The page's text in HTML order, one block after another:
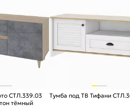
СТЛ.339.03
тёмный
Тумба под ТВ Тифани